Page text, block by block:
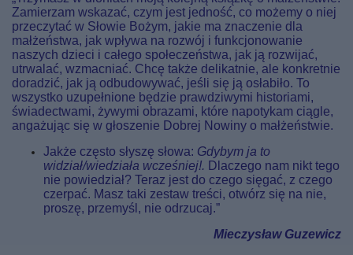
Zamierzam wskazać, czym jest jedność, co możemy o niej
przeczytać w Słowie Bożym, jakie ma znaczenie dla
małżeństwa, jak wpływa na rozwój i funkcjonowanie
naszych dzieci i całego społeczeństwa, jak ją rozwijać,
utrwalać, wzmacniać. Chcę także delikatnie, ale konkretnie
doradzić, jak ją odbudowywać, jeśli się ją osłabiło. To
wszystko uzupełnione będzie prawdziwymi historiami,
świadectwami, żywymi obrazami, które napotykam ciągle,
angażując się w głoszenie Dobrej Nowiny o małżeństwie.
Jakże często słyszę słowa: Gdybym ja to
widział/wiedziała wcześniej!. Dlaczego nam nikt tego
nie powiedział? Teraz jest do czego sięgać, z czego
czerpać. Masz taki zestaw treści, otwórz się na nie,
proszę, przemyśl, nie odrzucaj.”
Mieczysław Guzewicz